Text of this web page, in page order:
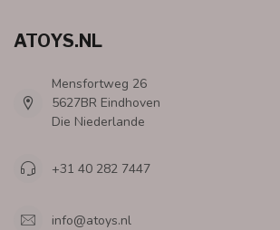
ATOYS.NL
Mensfortweg 26
5627BR Eindhoven
Die Niederlande
+31 40 282 7447
info@atoys.nl